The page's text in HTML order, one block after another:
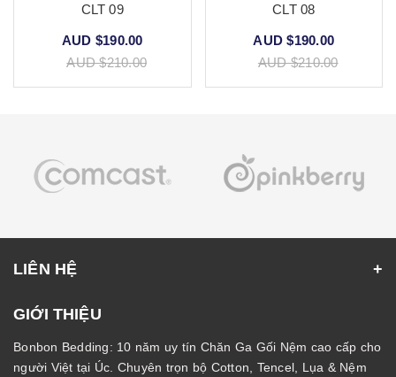
CLT 09
AUD $190.00
AUD $210.00
CLT 08
AUD $190.00
AUD $210.00
LIÊN HỆ
GIỚI THIỆU
Bonbon Bedding: 10 năm uy tín Chăn Ga Gối Nệm cao cấp cho
người Việt tại Úc. Chuyên trọn bộ Cotton, Tencel, Lụa & Nệm